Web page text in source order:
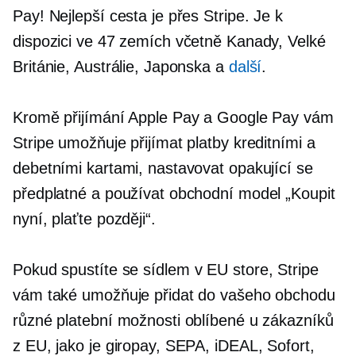
Pay! Nejlepší cesta je přes Stripe. Je k
dispozici ve 47 zemích včetně Kanady, Velké
Británie, Austrálie, Japonska a další.
Kromě přijímání Apple Pay a Google Pay vám
Stripe umožňuje přijímat platby kreditními a
debetními kartami, nastavovat opakující se
předplatné a používat obchodní model „Koupit
nyní, plaťte později“.
Pokud spustíte se sídlem v EU store, Stripe
vám také umožňuje přidat do vašeho obchodu
různé platební možnosti oblíbené u zákazníků
z EU, jako je giropay, SEPA, iDEAL, Sofort,